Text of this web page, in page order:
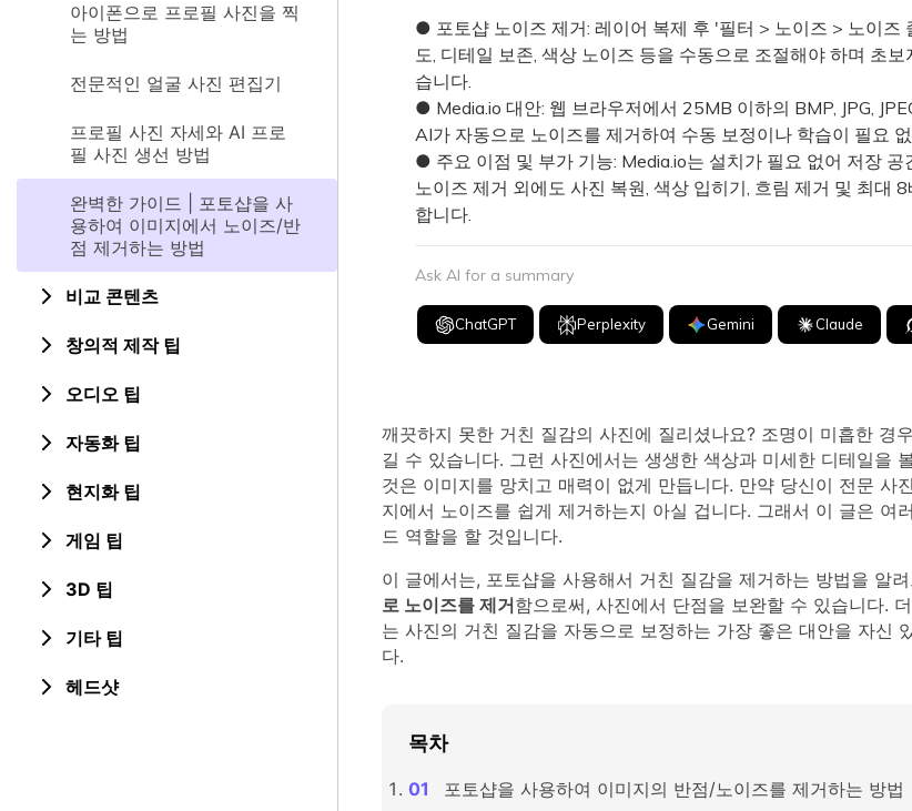
아이폰으로 프로필 사진을 찍
는 방법
전문적인 얼굴 사진 편집기
프로필 사진 자세와 AI 프로
필 사진 생선 방법
완벽한 가이드 | 포토샵을 사
용하여 이미지에서 노이즈/반
점 제거하는 방법
비교 콘텐츠
창의적 제작 팁
오디오 팁
자동화 팁
현지화 팁
게임 팁
3D 팁
기타 팁
헤드샷
● 포토샵 노이즈 제거: 레이어 복제 후 '필터 > 노이즈 > 노이즈
도, 디테일 보존, 색상 노이즈 등을 수동으로 조절해야 하며 초보
습니다.
● Media.io 대안: 웹 브라우저에서 25MB 이하의 BMP, JPG,
AI가 자동으로 노이즈를 제거하여 수동 보정이나 학습이 필요
● 주요 이점 및 부가 기능: Media.io는 설치가 필요 없어 저장 공
노이즈 제거 외에도 사진 복원, 색상 입히기, 흐림 제거 및 최대
합니다.
Ask AI for a summary
ChatGPT Perplexity Gemini Claude
깨끗하지 못한 거친 질감의 사진에 질리셨나요? 조명이 미흡한 경
길 수 있습니다. 그런 사진에서는 생생한 색상과 미세한 디테일을
것은 이미지를 망치고 매력이 없게 만듭니다. 만약 당신이 전문 사
지에서 노이즈를 쉽게 제거하는지 아실 겁니다. 그래서 이 글은 여
드 역할을 할 것입니다.
이 글에서는, 포토샵을 사용해서 거친 질감을 제거하는 방법을 알
로 노이즈를 제거함으로써, 사진에서 단점을 보완할 수 있습니다.
는 사진의 거친 질감을 자동으로 보정하는 가장 좋은 대안을 자신
다.
목차
포토샵을 사용하여 이미지의 반점/노이즈를 제거하는 방법